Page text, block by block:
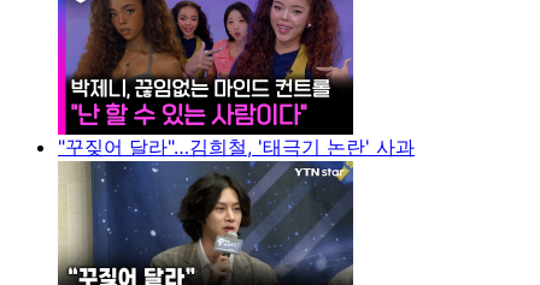
"꾸짖어 달라"…김희철, '태극기 논란' 사과